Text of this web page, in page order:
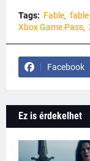
Tags: Fable fable
Xbox Game Pass
Facebook
Ez is érdekelhet